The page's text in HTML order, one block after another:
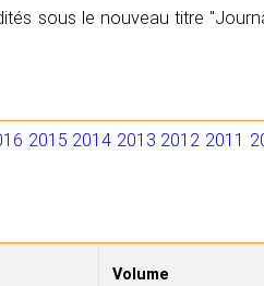
sous le nouveau titre
2015 2014 2013 2012 2011
Volume